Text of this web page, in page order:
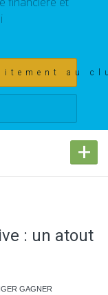
au
+
: un atout
GAGNER